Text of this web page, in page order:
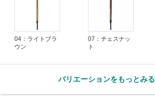
04：ライトブラ
ウン
07：チェスナッ
ト
バリエーションをもっとみる